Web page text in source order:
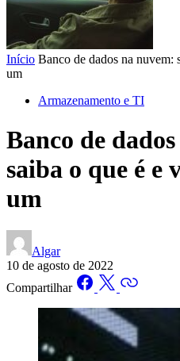
Início Banco de dados na nuvem:
um
Armazenamento e TI
Banco de
saiba o que é e
um
Algar
10 de agosto de 2022
Compartilhar